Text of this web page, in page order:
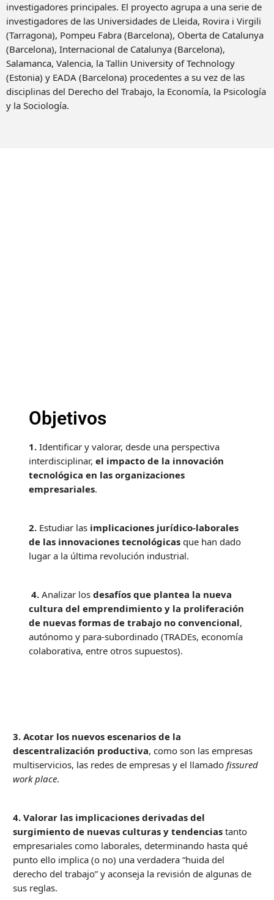
investigadores principales. El proyecto agrupa a una serie de
investigadores de las Universidades de Lleida, Rovira i Virgili
(Tarragona), Pompeu Fabra (Barcelona), Oberta de Catalunya
(Barcelona), Internacional de Catalunya (Barcelona),
Salamanca, Valencia, la Tallin University of Technology
(Estonia) y EADA (Barcelona) procedentes a su vez de las
disciplinas del Derecho del Trabajo, la Economía, la Psicología
y la Sociología.
Objetivos
1. Identificar y valorar, desde una perspectiva
interdisciplinar,el impacto de la innovación
tecnológica en las organizaciones
empresariales.
2. Estudiar las implicaciones jurídico-laborales
de las innovaciones tecnológicas que han dado
lugar a la última revolución industrial.
4. Analizar losdesafíos que plantea la nueva
cultura del emprendimiento y la proliferación
de nuevas formas de trabajo no convencional,
autónomo y para-subordinado (TRADEs, economía
colaborativa, entre otros supuestos).
3. Acotar los nuevos escenarios de la
descentralización productiva, como son las empresas
multiservicios, las redes de empresas y el llamadofissured
work place.
4. Valorar las implicaciones derivadas del
surgimiento de nuevas culturas y tendencias tanto
empresariales como laborales, determinando hasta qué
punto ello implica (o no) una verdadera “huida del
derecho del trabajo” y aconseja la revisión de algunas de
sus reglas.